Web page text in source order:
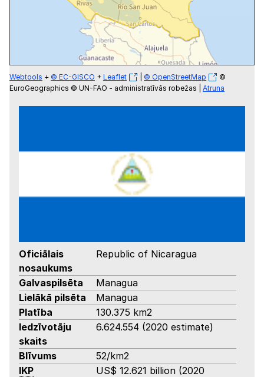
Webtools + © EC-GISCO + Leaflet © OpenStreetMap
©
EuroGeographics © UN-FAO - administratīvās robežas | Atruna
Oficiālais
nosaukums
Republic of Nicaragua
Galvaspilsēta
Managua
Lielākā pilsēta
Managua
Platība
130.375 km2
Iedzīvotāju
skaits
6.624.554 (2020 estimate)
Blīvums
52/km2
IKP
US$ 12.621 billion (2020